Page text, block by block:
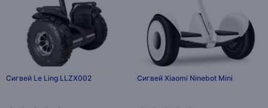
Сигвей Le Ling LLZX002 Сигвей Xiaomi Ninebot Mini